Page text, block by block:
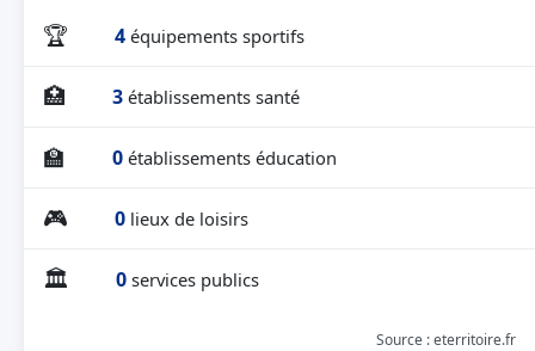
🏆 4 équipements sportifs
🏥 3 établissements santé
🏫 0 établissements éducation
🎮 0 lieux de loisirs
🏛 0 services publics
Source : eterritoire.fr